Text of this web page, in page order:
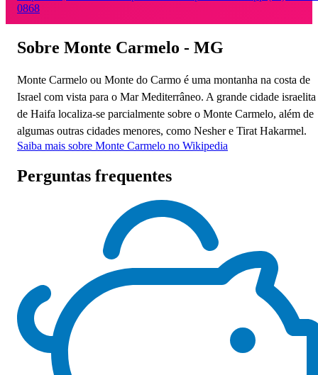
0868
Sobre Monte Carmelo - MG
Monte Carmelo ou Monte do Carmo é uma montanha na costa de
Israel com vista para o Mar Mediterrâneo. A grande cidade israelita
de Haifa localiza-se parcialmente sobre o Monte Carmelo, além de
algumas outras cidades menores, como Nesher e Tirat Hakarmel.
Saiba mais sobre Monte Carmelo no Wikipedia
Perguntas frequentes